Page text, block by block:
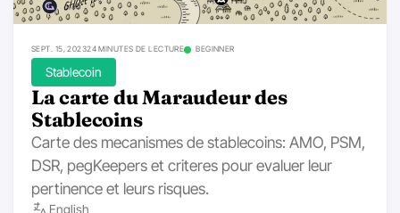
Stablecoin
SEPT. 15, 202324 MINUTES DE LECTURE BEGINNER
La carte du Maraudeur des
Stablecoins
Carte des mecanismes de stablecoins: AMO, PSM,
DSR, pegKeepers et criteres pour evaluer leur
pertinence et leurs risques.
English